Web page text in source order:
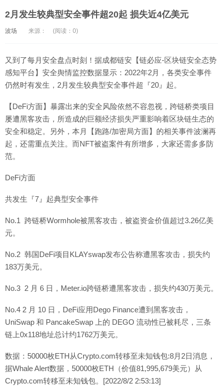
2月发生较典型安全事件超20起 损失近4亿美元
波场 来源： (阅读：0)
又到了每月安全盘点时刻！据成都链安【链必应-区块链安全态势
感知平台】安全舆情监控数据显示：2022年2月，各类安全事件
仍然时有发生，2月发生较典型安全事件超『20』起。
【DeFi方面】暴露出来的安全风险依然不容忽视，跨链桥类项目
屡遭黑客攻击，所造成的巨额经济损失严重影响着区块链生态的
安全和稳定。另外，本月【跑路/加密局方面】的相关事件波澜再
起，还需重点关注。而NFT被盗案件有所增多，大家还需多多防
范。
DeFi方面
共发生『7』起典型安全事件
No.1 跨链桥Wormhole被黑客攻击，被盗资金价值超过3.26亿美
元。
No.2 韩国DeFi项目KLAYswap发布公告称遭黑客攻击，损失约
183万美元。
No.3 2 月 6 日，Meter.io跨链桥遭黑客攻击，损失约430万美元。
No.4 2 月 10 日，DeFi应用Dego Finance遭到黑客攻击，
UniSwap 和 PancakeSwap 上的 DEGO 流动性已被耗尽，三条
链上0x118地址总计约1762万美元。
数据：50000枚ETH从Crypto.com转移至未知钱包:8月2日消息，
据Whale Alert数据，50000枚ETH（价值81,995,679美元）从
Crypto.com转移至未知钱包。[2022/8/2 2:53:13]